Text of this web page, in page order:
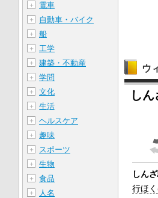
ウ
しん
しん
行ほ
＋ 電車
＋ 自動車・バイク
＋ 船
＋ 工学
＋ 建築・不動産
＋ 学問
＋ 文化
＋ 生活
＋ ヘルスケア
＋ 趣味
＋ スポーツ
＋ 生物
＋ 食品
＋ 人名